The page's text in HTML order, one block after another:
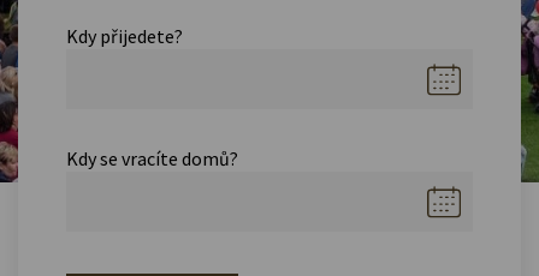
Kdy přijedete?
Kdy se vracíte domů?